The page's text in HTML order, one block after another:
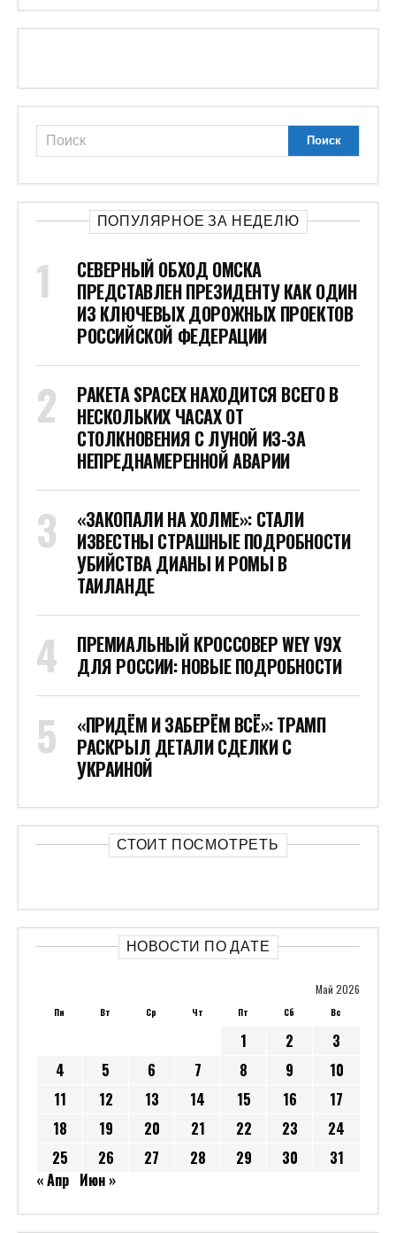
ПОПУЛЯРНОЕ ЗА НЕДЕЛЮ
СЕВЕРНЫЙ ОБХОД ОМСКА
ПРЕДСТАВЛЕН ПРЕЗИДЕНТУ КАК ОДИН
ИЗ КЛЮЧЕВЫХ ДОРОЖНЫХ ПРОЕКТОВ
РОССИЙСКОЙ ФЕДЕРАЦИИ
РАКЕТА SPACEX НАХОДИТСЯ ВСЕГО В
НЕСКОЛЬКИХ ЧАСАХ ОТ
СТОЛКНОВЕНИЯ С ЛУНОЙ ИЗ-ЗА
НЕПРЕДНАМЕРЕННОЙ АВАРИИ
«ЗАКОПАЛИ НА ХОЛМЕ»: СТАЛИ
ИЗВЕСТНЫ СТРАШНЫЕ ПОДРОБНОСТИ
УБИЙСТВА ДИАНЫ И РОМЫ В
ТАИЛАНДЕ
ПРЕМИАЛЬНЫЙ КРОССОВЕР WEY V9X
ДЛЯ РОССИИ: НОВЫЕ ПОДРОБНОСТИ
«ПРИДЁМ И ЗАБЕРЁМ ВСЁ»: ТРАМП
РАСКРЫЛ ДЕТАЛИ СДЕЛКИ С
УКРАИНОЙ
СТОИТ ПОСМОТРЕТЬ
НОВОСТИ ПО ДАТЕ
Май 2026
Пн Вт Ср Чт Пт Сб Вс
1 2
3
4
5 6 7 8 9
10
11
12 13 14 15 16
17
18
19 20 21 22 23
24
25
26 27 28 29 30
31
« Апр Июн »